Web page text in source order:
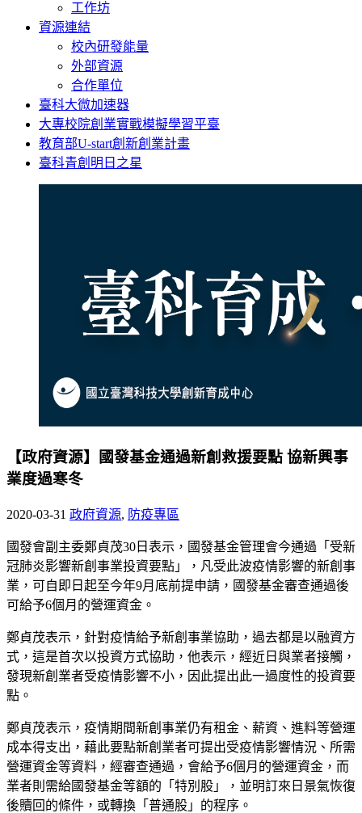
工作坊
資源連結
校內研發能量
外部資源
合作單位
臺科大微加速器
大專校院創業實戰模擬學習平臺
教育部U-start創新創業計畫
臺科青創明日之星
【政府資源】國發基金通過新創救援要點 協新興事
業度過寒冬
2020-03-31 政府資源, 防疫專區
國發會副主委鄭貞茂30日表示，國發基金管理會今通過「受新
冠肺炎影響新創事業投資要點」，凡受此波疫情影響的新創事
業，可自即日起至今年9月底前提申請，國發基金審查通過後
可給予6個月的營運資金。
鄭貞茂表示，針對疫情給予新創事業協助，過去都是以融資方
式，這是首次以投資方式協助，他表示，經近日與業者接觸，
發現新創業者受疫情影響不小，因此提出此一過度性的投資要
點。
鄭貞茂表示，疫情期間新創事業仍有租金、薪資、進料等營運
成本得支出，藉此要點新創業者可提出受疫情影響情況、所需
營運資金等資料，經審查通過，會給予6個月的營運資金，而
業者則需給國發基金等額的「特別股」，並明訂來日景氣恢復
後贖回的條件，或轉換「普通股」的程序。